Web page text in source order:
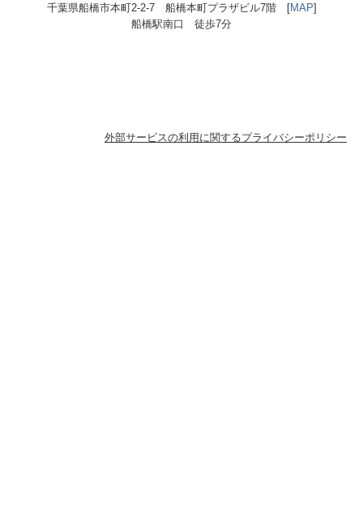
千葉県船橋市本町2-2-7 船橋本町プラザビル7階[MAP]
船橋駅南口 徒歩7分
外部サービスの利用に関するプライバシーポリシー